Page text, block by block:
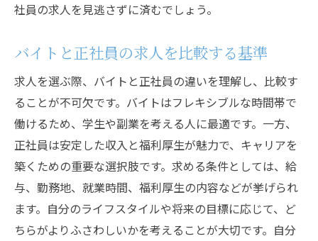
社員の求人を見逃さずに済むでしょう。
バイトと正社員の求人を比較する基準
求人を選ぶ際、バイトと正社員の違いを理解し、比較す
ることが不可欠です。バイトはフレキシブルな時間帯で
働けるため、学生や副業を考える人に最適です。一方、
正社員は安定した収入と福利厚生が魅力で、キャリアを
築くための重要な選択肢です。求める条件としては、給
与、勤務地、就業時間、福利厚生の内容などが挙げられ
ます。自分のライフスタイルや将来の目標に応じて、ど
ちらがよりふさわしいかを考えることが大切です。自分